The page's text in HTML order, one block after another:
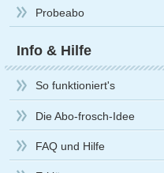
Probeabo
Info & Hilfe
So funktioniert's
Die Abo-frosch-Idee
FAQ und Hilfe